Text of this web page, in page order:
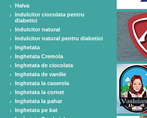
Halva
Indulcitor ciocolata pentru
diabetici
Indulcitor natural
Indulcitor natural pentru diabetici
Inghetata
Inghetata Cremola
Inghetata de ciocolata
Inghetata de vanilie
Inghetata la caserola
Inghetata la cornet
Inghetata la pahar
Inghetata pe bat